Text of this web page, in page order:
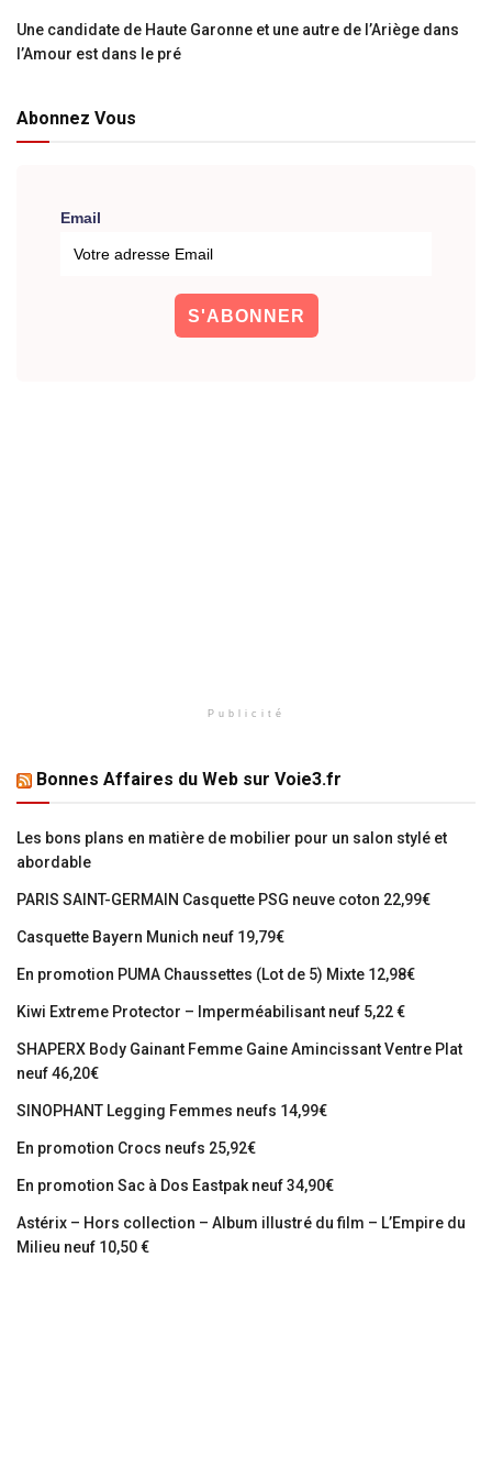
Une candidate de Haute Garonne et une autre de l’Ariège dans
l’Amour est dans le pré
Abonnez Vous
Email
Publicité
Bonnes Affaires du Web sur Voie3.fr
Les bons plans en matière de mobilier pour un salon stylé et
abordable
PARIS SAINT-GERMAIN Casquette PSG neuve coton 22,99€
Casquette Bayern Munich neuf 19,79€
En promotion PUMA Chaussettes (Lot de 5) Mixte 12,98€
Kiwi Extreme Protector – Imperméabilisant neuf 5,22 €
SHAPERX Body Gainant Femme Gaine Amincissant Ventre Plat
neuf 46,20€
SINOPHANT Legging Femmes neufs 14,99€
En promotion Crocs neufs 25,92€
En promotion Sac à Dos Eastpak neuf 34,90€
Astérix – Hors collection – Album illustré du film – L’Empire du
Milieu neuf 10,50 €